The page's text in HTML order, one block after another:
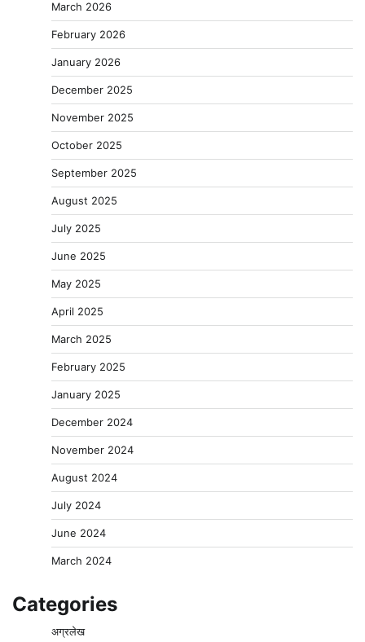
March 2026
February 2026
January 2026
December 2025
November 2025
October 2025
September 2025
August 2025
July 2025
June 2025
May 2025
April 2025
March 2025
February 2025
January 2025
December 2024
November 2024
August 2024
July 2024
June 2024
March 2024
Categories
अग्रलेख